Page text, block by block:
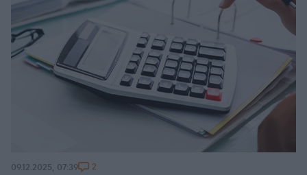
09.12.2025, 07:39 2